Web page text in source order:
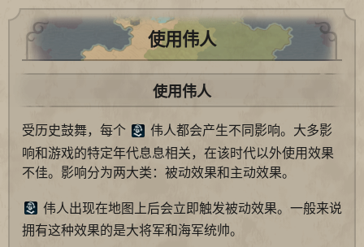
使用伟人
使用伟人
受历史鼓舞，每个
伟人都会产生不同影响。大多影
响和游戏的特定年代息息相关，在该时代以外使用效果
不佳。影响分为两大类：被动效果和主动效果。
伟人出现在地图上后会立即触发被动效果。一般来说
拥有这种效果的是大将军和海军统帅。